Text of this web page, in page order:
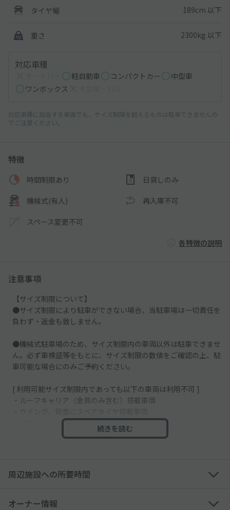
タイヤ幅 189cm 以下
重さ 2300kg 以下
対応車種
軽自動車 コンパクトカー
中型車
ワンボックス
対応車種に該当する車両でも、サイズ制限を超えるものは駐車できませんの
でご注意ください。
特徴
時間制限あり 日貸しのみ
機械式(有人) 再入庫不可
スペース変更不可
各特徴の説明
注意事項
【サイズ制限について】
●サイズ制限により駐車ができない場合、当駐車場は一切責任を
負わず・返金も致しません。
●機械式駐車場のため、サイズ制限内の車両以外は駐車できませ
ん。必ず車検証等をもとに、サイズ制限の数値をご確認の上、駐
車可能な場合にのみご予約ください。
[ 利用可能サイズ制限内であっても以下の車両は利用不可 ]
・ルーフキャリア（金具のみ含む）搭載車両
・各種トラックなど
・サイドミラーが折りたためない車両
用できない可能性あり
可能性あり
続きを読む
周辺施設への所要時間
オーナー情報